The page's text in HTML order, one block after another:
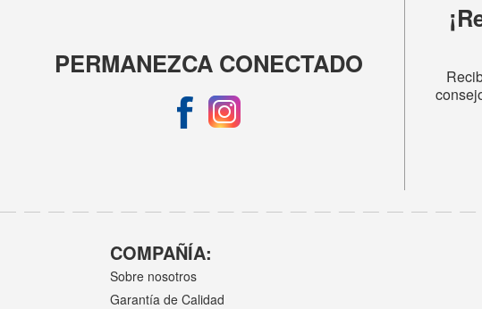
PERMANEZCA CONECTADO
COMPAÑÍA:
Sobre nosotros
Garantía de Calidad